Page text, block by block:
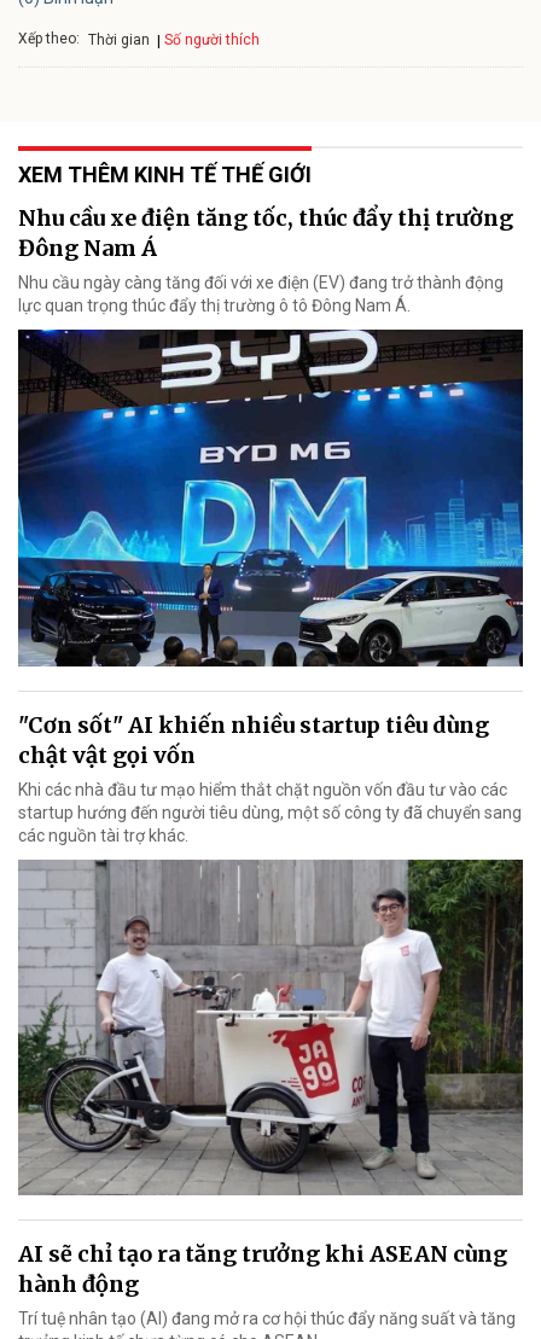
Xếp theo: Thời gian Số người thích
XEM THÊM KINH TẾ THẾ GIỚI
Nhu cầu xe điện tăng tốc, thúc đẩy thị trường
Đông Nam Á
Nhu cầu ngày càng tăng đối với xe điện (EV) đang trở thành động
lực quan trọng thúc đẩy thị trường ô tô Đông Nam Á.
"Cơn sốt" AI khiến nhiều startup tiêu dùng
chật vật gọi vốn
Khi các nhà đầu tư mạo hiểm thắt chặt nguồn vốn đầu tư vào các
startup hướng đến người tiêu dùng, một số công ty đã chuyển sang
các nguồn tài trợ khác.
AI sẽ chỉ tạo ra tăng trưởng khi ASEAN cùng
hành động
Trí tuệ nhân tạo (AI) đang mở ra cơ hội thúc đẩy năng suất và tăng